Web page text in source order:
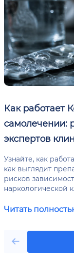
Как работает
самолечении:
экспертов
Узнайте, как
как выглядит
рисков
наркологической
Читать